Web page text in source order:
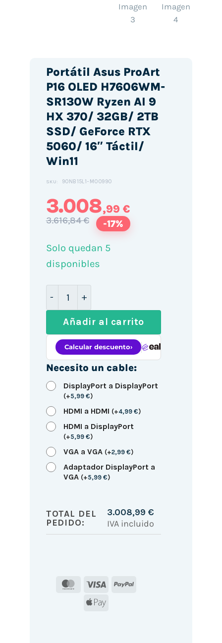
Portátil Asus ProArt
P16 OLED H7606WM-
SR130W Ryzen AI 9
HX 370/ 32GB/ 2TB
SSD/ GeForce RTX
5060/ 16″ Táctil/
Win11
SKU: 90NB15L1-M00990
3.008,99 €
3.616,84 € -17%
Solo quedan 5
disponibles
Añadir al carrito
Necesito un cable:
DisplayPort a DisplayPort
(+5,99 €)
HDMI a HDMI (+4,99 €)
HDMI a DisplayPort
(+5,99 €)
VGA a VGA (+2,99 €)
Adaptador DisplayPort a
VGA (+5,99 €)
TOTAL DEL
PEDIDO:
3.008,99 €
IVA incluido
MasterCard
Visa
PayPal
Apple